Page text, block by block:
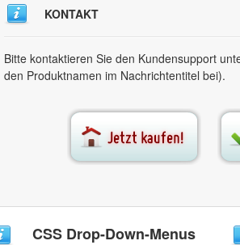
KONTAKT
Bitte kontaktieren Sie den Kundensupport
den Produktnamen im Nachrichtentitel bei).
CSS Drop-Down-Menus